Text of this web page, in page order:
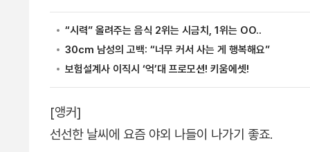
[앵커]
선선한 날씨에 요즘 야외 나들이 나가기 좋죠.